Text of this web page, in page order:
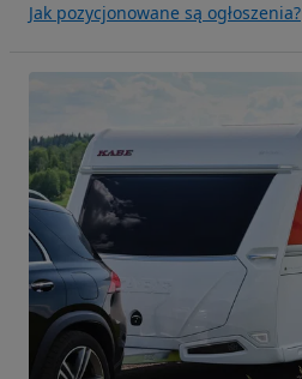
Jak pozycjonowane są ogłoszenia?